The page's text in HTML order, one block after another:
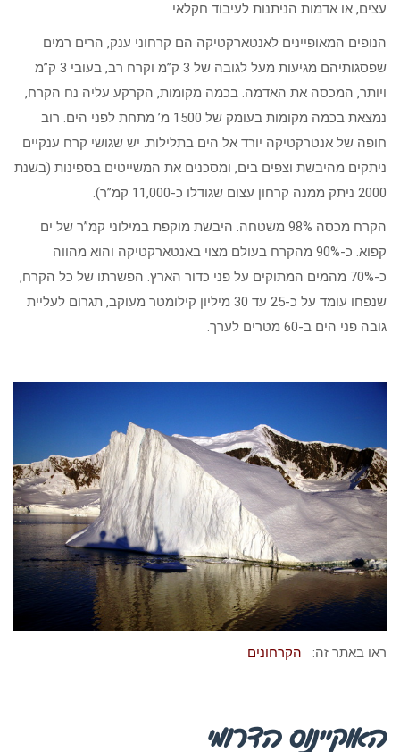
עצים, או אדמות הניתנות לעיבוד חקלאי.
הנופים המאופיינים לאנטארקטיקה הם קרחוני ענק, הרים רמים
שפסגותיהם מגיעות מעל לגובה של 3 ק”מ וקרח רב, בעובי 3 ק”מ
ויותר, המכסה את האדמה. בכמה מקומות, הקרקע עליה נח הקרח,
נמצאת בכמה מקומות בעומק של 1500 מ’ מתחת לפני הים. רוב
חופה של אנטרקטיקה יורד אל הים בתלילות. יש שגושי קרח ענקיים
ניתקים מהיבשת וצפים בים, ומסכנים את המשייטים בספינות (בשנת
2000 ניתק ממנה קרחון עצום שגודלו כ-11,000 קמ”ר).
הקרח מכסה 98% משטחה. היבשת מוקפת במילוני קמ”ר של ים
קפוא. כ-90% מהקרח בעולם מצוי באנטארקטיקה והוא מהווה
כ-70% מהמים המתוקים על פני כדור הארץ. הפשרתו של כל הקרח,
שנפחו עומד על כ-25 עד 30 מיליון קילומטר מעוקב, תגרום לעליית
גובה פני הים ב-60 מטרים לערך.
ראו באתר זה: הקרחונים
האוקיינוס הדרומי